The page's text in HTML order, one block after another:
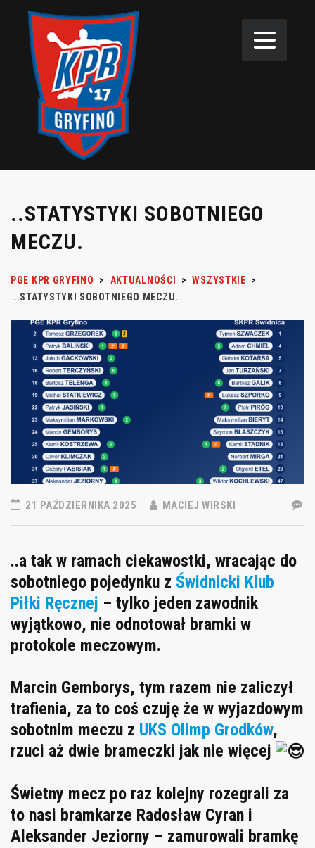
..STATYSTYKI SOBOTNIEGO
MECZU.
PGE KPR GRYFINO > AKTUALNOŚCI > WSZYSTKIE >
..STATYSTYKI SOBOTNIEGO MECZU.
21 PAŹDZIERNIKA 2025 MACIEJ WIRSKI
..a tak w ramach ciekawostki, wracając do
sobotniego pojedynku z Świdnicki Klub
Piłki Ręcznej – tylko jeden zawodnik
wyjątkowo, nie odnotował bramki w
protokole meczowym.
Marcin Gemborys, tym razem nie zaliczył
trafienia, za to coś czuję że w wyjazdowym
sobotnim meczu z UKS Olimp Grodków,
rzuci aż dwie brameczki jak nie więcej
Świetny mecz po raz kolejny rozegrali za
to nasi bramkarze Radosław Cyran i
Aleksander Jeziorny – zamurowali bramkę